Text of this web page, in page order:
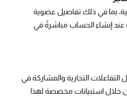
بما في ذلك تفاصيل عضوية
أو عند إنشاء الحساب مباشرةً في
التفاعلات التجارية والمشاركة في
خلال استبيانات مخصصة لهذا